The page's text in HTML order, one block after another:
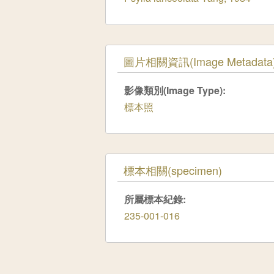
隱藏
圖片相關資訊(Image
影像類別(Image Type):
標本照
隱藏
標本相關(specimen)
所屬標本紀錄:
235-001-016